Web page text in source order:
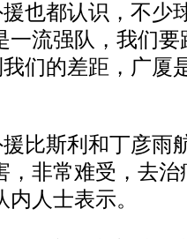
也都认识，不少
一流强队，我们
们的差距，广厦
斯利和丁彦雨
，非常难受，去
人士表示。